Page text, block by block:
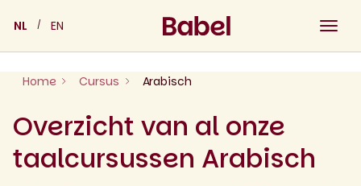
content
NL EN
Home Cursus Arabisch
Overzicht van al onze
taalcursussen Arabisch